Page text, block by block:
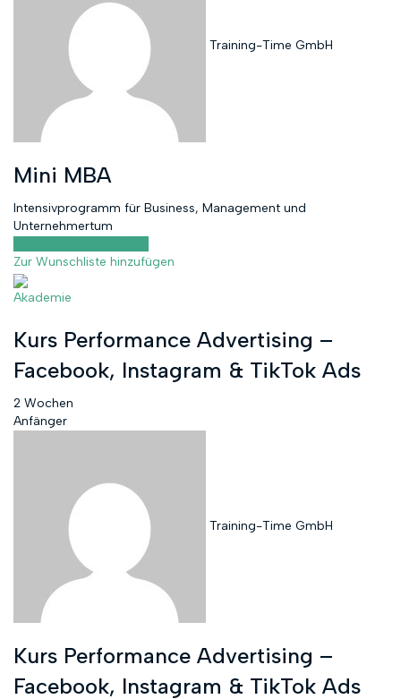
Training-Time GmbH
Mini MBA
Intensivprogramm für Business, Management und
Unternehmertum
Zur Wunschliste hinzufügen
Akademie
Kurs Performance Advertising –
Facebook, Instagram & TikTok Ads
2 Wochen
Anfänger
Training-Time GmbH
Kurs Performance Advertising –
Facebook, Instagram & TikTok Ads